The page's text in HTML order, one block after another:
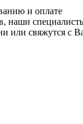
и оплате
наши
или свяжутся с